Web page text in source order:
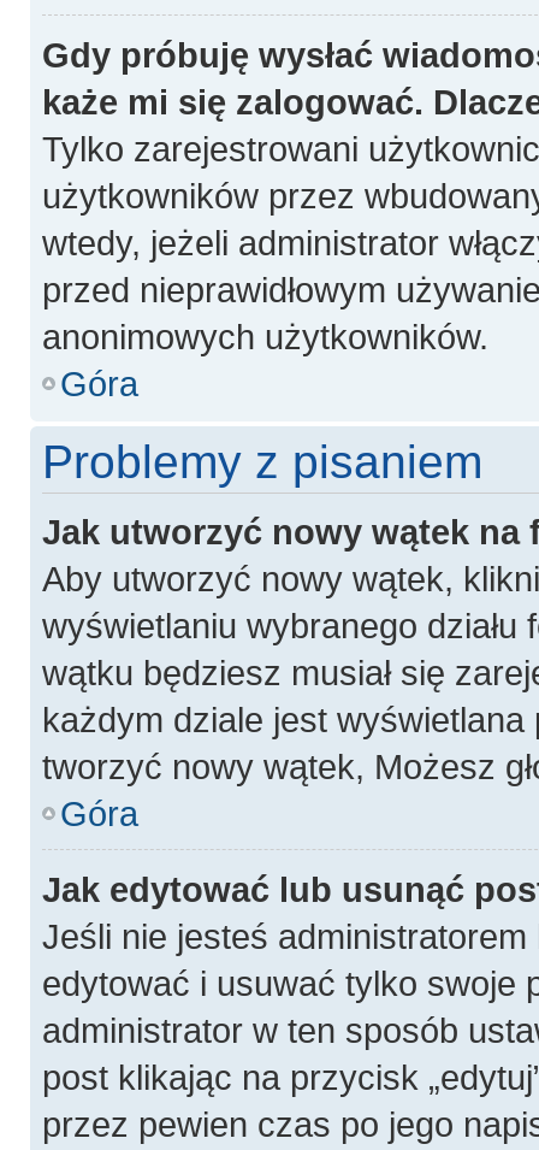
Gdy próbuję wysłać
każe mi się zalogować.
Tylko zarejestrowani
użytkowników przez
wtedy, jeżeli administrator
przed nieprawidłowym
anonimowych użytkowników.
Góra
Problemy z pisaniem
Jak utworzyć nowy wątek na
Aby utworzyć nowy wątek,
wyświetlaniu wybranego
wątku będziesz musiał się
każdym dziale jest wyświetlana
tworzyć nowy wątek, Możesz
Góra
Jak edytować lub usunąć
Jeśli nie jesteś
edytować i usuwać tylko swoje
administrator w ten sposób
post klikając na przycisk
przez pewien czas po jego